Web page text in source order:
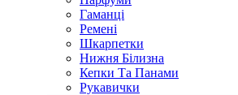
Гаманці
Ремені
Шкарпетки
Нижня Білизна
Кепки Та Панами
Рукавички